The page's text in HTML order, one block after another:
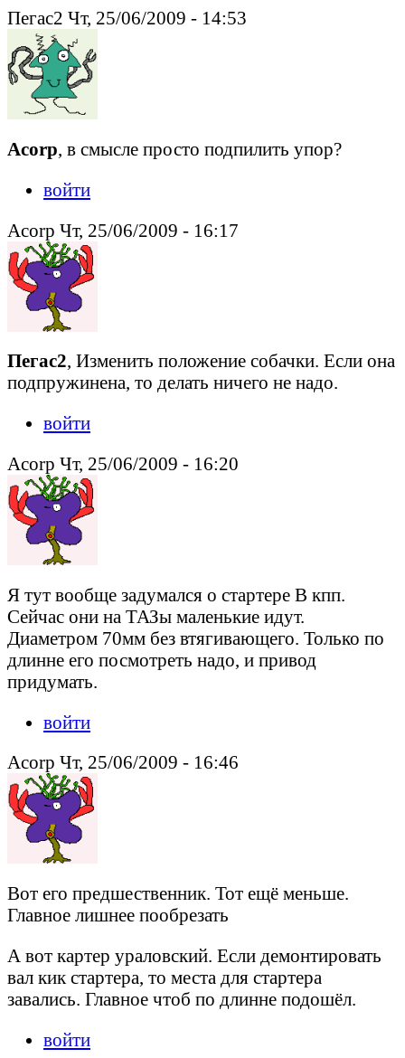
Пегас2 Чт, 25/06/2009 - 14:53
Acorp, в смысле просто подпилить упор?
войти
Acorp Чт, 25/06/2009 - 16:17
Пегас2, Изменить положение собачки. Если она
подпружинена, то делать ничего не надо.
войти
Acorp Чт, 25/06/2009 - 16:20
Я тут вообще задумался о стартере В кпп.
Сейчас они на ТАЗы маленькие идут.
Диаметром 70мм без втягивающего. Только по
длинне его посмотреть надо, и привод
придумать.
войти
Acorp Чт, 25/06/2009 - 16:46
Вот его предшественник. Тот ещё меньше.
Главное лишнее пообрезать
А вот картер ураловский. Если демонтировать
вал кик стартера, то места для стартера
завались. Главное чтоб по длинне подошёл.
войти